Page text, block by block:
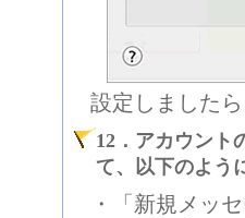
設定しました
12．アカウント
て、以下のよう
・「新規メッ